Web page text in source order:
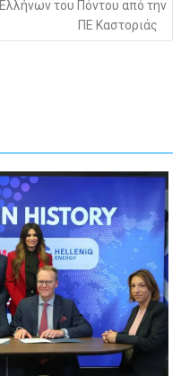
Ελλήνων του Πόντου από την
ΠΕ Καστοριάς